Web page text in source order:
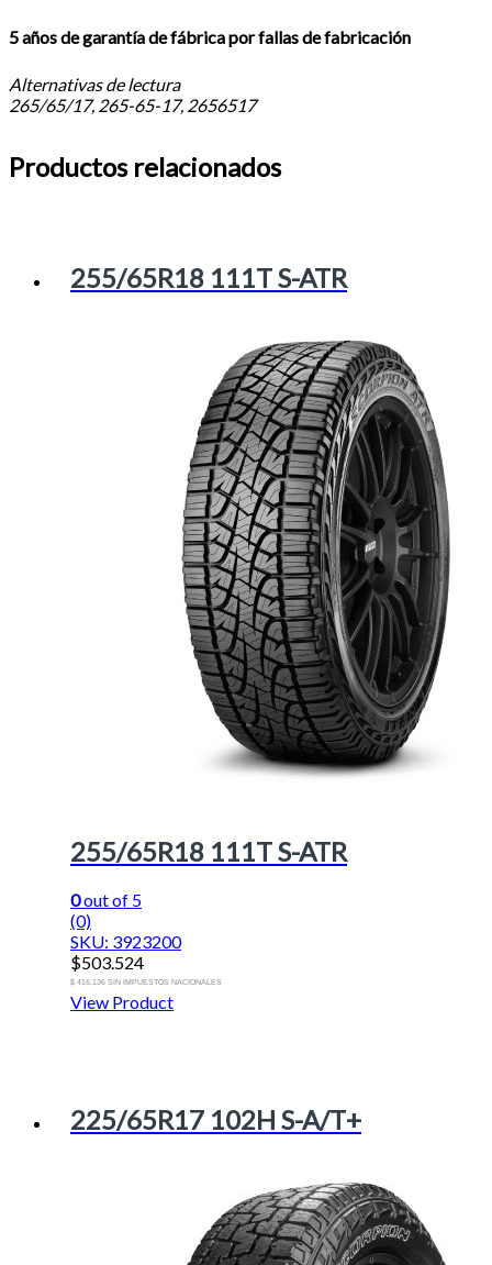
5 años de garantía de fábrica por fallas de fabricación
Alternativas de lectura
265/65/17, 265-65-17, 2656517
Productos relacionados
255/65R18 111T S-ATR
255/65R18 111T S-ATR
0out of 5
(0)
SKU: 3923200
$503.524
$ 416.136 SIN IMPUESTOS NACIONALES
View Product
225/65R17 102H S-A/T+